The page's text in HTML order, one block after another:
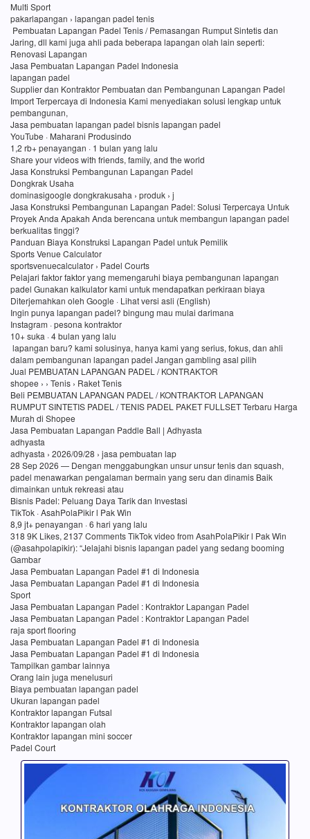
Multi Sport
pakarlapangan › lapangan padel tenis
Pembuatan Lapangan Padel Tenis / Pemasangan Rumput Sintetis dan
Jaring, dll kami juga ahli pada beberapa lapangan olah lain seperti:
Renovasi Lapangan
Jasa Pembuatan Lapangan Padel Indonesia
lapangan padel
Supplier dan Kontraktor Pembuatan dan Pembangunan Lapangan Padel
Import Terpercaya di Indonesia Kami menyediakan solusi lengkap untuk
pembangunan,
Jasa pembuatan lapangan padel bisnis lapangan padel
YouTube · Maharani Produsindo
1,2 rb+ penayangan · 1 bulan yang lalu
Share your videos with friends, family, and the world
Jasa Konstruksi Pembangunan Lapangan Padel
Dongkrak Usaha
dominasigoogle dongkrakusaha › produk › j
Jasa Konstruksi Pembangunan Lapangan Padel: Solusi Terpercaya Untuk
Proyek Anda Apakah Anda berencana untuk membangun lapangan padel
berkualitas tinggi?
Panduan Biaya Konstruksi Lapangan Padel untuk Pemilik
Sports Venue Calculator
sportsvenuecalculator › Padel Courts
Pelajari faktor faktor yang memengaruhi biaya pembangunan lapangan
padel Gunakan kalkulator kami untuk mendapatkan perkiraan biaya
Diterjemahkan oleh Google · Lihat versi asli (English)
Ingin punya lapangan padel? bingung mau mulai darimana
Instagram · pesona kontraktor
10+ suka · 4 bulan yang lalu
lapangan baru? kami solusinya, hanya kami yang serius, fokus, dan ahli
dalam pembangunan lapangan padel Jangan gambling asal pilih
Jual PEMBUATAN LAPANGAN PADEL / KONTRAKTOR
shopee › › Tenis › Raket Tenis
Beli PEMBUATAN LAPANGAN PADEL / KONTRAKTOR LAPANGAN
RUMPUT SINTETIS PADEL / TENIS PADEL PAKET FULLSET Terbaru Harga
Murah di Shopee
Jasa Pembuatan Lapangan Paddle Ball | Adhyasta
adhyasta
adhyasta › 2026/09/28 › jasa pembuatan lap
28 Sep 2026 — Dengan menggabungkan unsur unsur tenis dan squash,
padel menawarkan pengalaman bermain yang seru dan dinamis Baik
dimainkan untuk rekreasi atau
Bisnis Padel: Peluang Daya Tarik dan Investasi
TikTok · AsahPolaPikir l Pak Win
8,9 jt+ penayangan · 6 hari yang lalu
318 9K Likes, 2137 Comments TikTok video from AsahPolaPikir l Pak Win
(@asahpolapikir): “Jelajahi bisnis lapangan padel yang sedang booming
Gambar
Jasa Pembuatan Lapangan Padel #1 di Indonesia
Jasa Pembuatan Lapangan Padel #1 di Indonesia
Sport
Jasa Pembuatan Lapangan Padel : Kontraktor Lapangan Padel
Jasa Pembuatan Lapangan Padel : Kontraktor Lapangan Padel
raja sport flooring
Jasa Pembuatan Lapangan Padel #1 di Indonesia
Jasa Pembuatan Lapangan Padel #1 di Indonesia
Tampilkan gambar lainnya
Orang lain juga menelusuri
Biaya pembuatan lapangan padel
Ukuran lapangan padel
Kontraktor lapangan Futsal
Kontraktor lapangan olah
Kontraktor lapangan mini soccer
Padel Court